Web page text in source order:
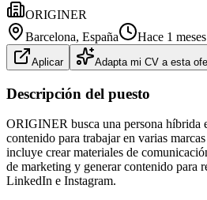
ORIGINER
Barcelona, España Hace 1 meses
Aplicar Adapta mi CV a esta
Descripción del puesto
ORIGINER busca una persona híbrida
contenido para trabajar en varias
incluye crear materiales de
de marketing y generar contenido para
LinkedIn e Instagram.